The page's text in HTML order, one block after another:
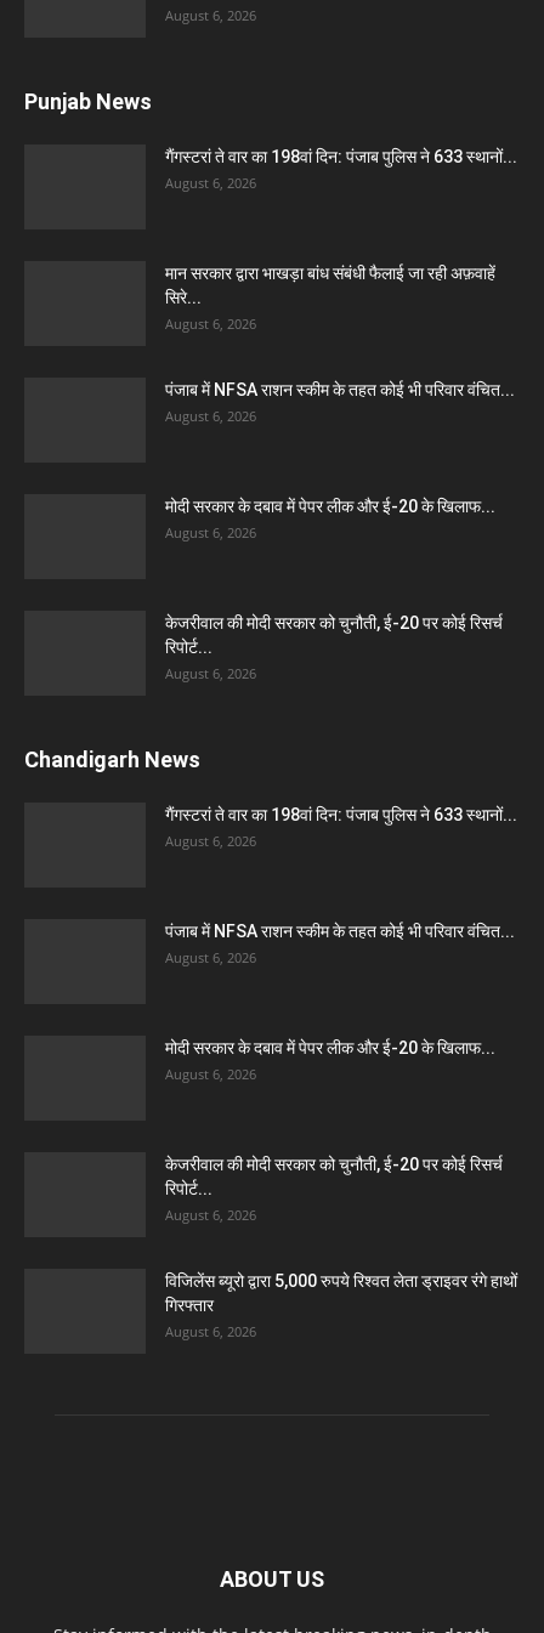
August 6, 2026
Punjab News
गैंगस्टरां ते वार का 198वां दिन: पंजाब पुलिस ने 633 स्थानों...
August 6, 2026
मान सरकार द्वारा भाखड़ा बांध संबंधी फैलाई जा रही अफ़वाहें
सिरे...
August 6, 2026
पंजाब में NFSA राशन स्कीम के तहत कोई भी परिवार वंचित...
August 6, 2026
मोदी सरकार के दबाव में पेपर लीक और ई-20 के खिलाफ...
August 6, 2026
केजरीवाल की मोदी सरकार को चुनौती, ई-20 पर कोई रिसर्च
रिपोर्ट...
August 6, 2026
Chandigarh News
गैंगस्टरां ते वार का 198वां दिन: पंजाब पुलिस ने 633 स्थानों...
August 6, 2026
पंजाब में NFSA राशन स्कीम के तहत कोई भी परिवार वंचित...
August 6, 2026
मोदी सरकार के दबाव में पेपर लीक और ई-20 के खिलाफ...
August 6, 2026
केजरीवाल की मोदी सरकार को चुनौती, ई-20 पर कोई रिसर्च
रिपोर्ट...
August 6, 2026
विजिलेंस ब्यूरो द्वारा 5,000 रुपये रिश्वत लेता ड्राइवर रंगे हाथों
गिरफ्तार
August 6, 2026
ABOUT US